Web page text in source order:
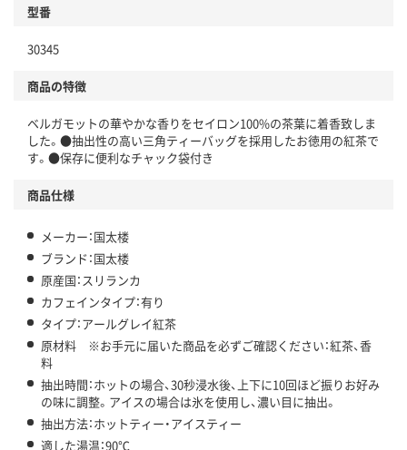
型番
30345
商品の特徴
ベルガモットの華やかな香りをセイロン100%の茶葉に着香致しま
した。●抽出性の高い三角ティーバッグを採用したお徳用の紅茶で
す。●保存に便利なチャック袋付き
商品仕様
メーカー：国太楼
ブランド：国太楼
原産国：スリランカ
カフェインタイプ：有り
タイプ：アールグレイ紅茶
原材料 ※お手元に届いた商品を必ずご確認ください：紅茶、香
料
抽出時間：ホットの場合、30秒浸水後、上下に10回ほど振りお好み
の味に調整。アイスの場合は氷を使用し、濃い目に抽出。
抽出方法：ホットティー・アイスティー
適した湯温：90℃